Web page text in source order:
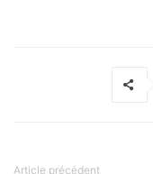
Article précédent